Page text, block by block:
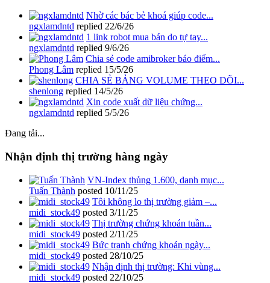
Nhờ các bác bẻ khoá giúp code...
ngxlamdntd replied 22/6/26
1 link robot mua bán do tự tay...
ngxlamdntd replied 9/6/26
Chia sẻ code amibroker báo điểm...
Phong Lâm replied 15/5/26
CHIA SẺ BẢNG VOLUME THEO DÕI...
shenlong replied 14/5/26
Xin code xuất dữ liệu chứng...
ngxlamdntd replied 5/5/26
Đang tải...
Nhận định thị trường hàng ngày
VN-Index thủng 1.600, danh mục...
Tuấn Thành posted 10/11/25
Tôi không lo thị trường giảm –...
midi_stock49 posted 3/11/25
Thị trường chứng khoán tuần...
midi_stock49 posted 2/11/25
Bức tranh chứng khoán ngày...
midi_stock49 posted 28/10/25
Nhận định thị trường: Khi vùng...
midi_stock49 posted 22/10/25